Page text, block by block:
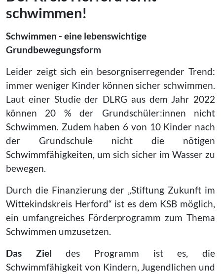
schwimmen!
Schwimmen - eine lebenswichtige
Grundbewegungsform
Leider zeigt sich ein besorgniserregender Trend:
immer weniger Kinder können sicher schwimmen.
Laut einer Studie der DLRG aus dem Jahr 2022
können 20 % der Grundschüler:innen nicht
Schwimmen. Zudem haben 6 von 10 Kinder nach
der Grundschule nicht die nötigen
Schwimmfähigkeiten, um sich sicher im Wasser zu
bewegen.
Durch die Finanzierung der „Stiftung Zukunft im
Wittekindskreis Herford“ ist es dem KSB möglich,
ein umfangreiches Förderprogramm zum Thema
Schwimmen umzusetzen.
Das Ziel des Programm ist es, die
Schwimmfähigkeit von Kindern, Jugendlichen und